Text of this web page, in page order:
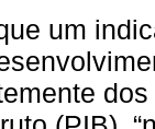
um